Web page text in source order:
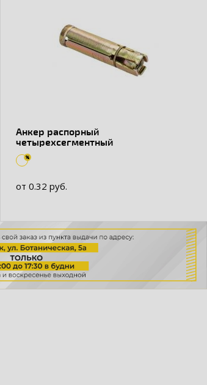
Анкер распорный
четырехсегментный
от 0.32 руб.